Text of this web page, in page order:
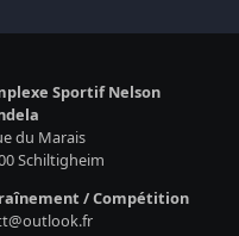
Sportif Nelson
du Marais
Schiltigheim
/ Compétition